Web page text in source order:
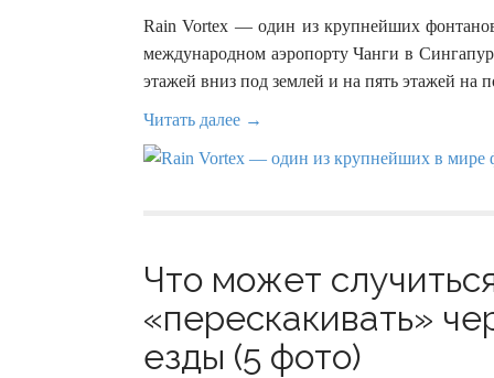
Rain Vortex — один из крупнейших
международном аэропорту Чанги в
этажей вниз под землей и на пять этажей на
Читать далее →
Что может
«перескакивать»
езды (5 фото)